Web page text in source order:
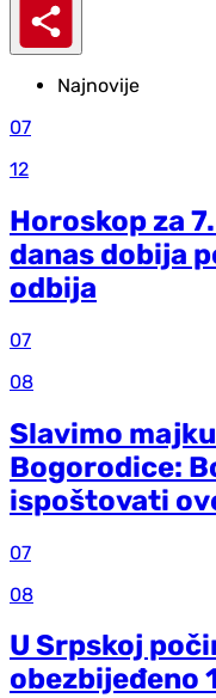
Najnovije
07
12
Horoskop za
danas dobija
odbija
07
08
Slavimo
Bogorodice:
ispoštovati
07
08
U Srpskoj
obezbijeđeno